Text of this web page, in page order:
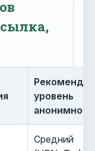
уровень
Средний